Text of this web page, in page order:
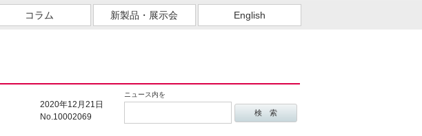
コラム 新製品・展示会 English
ニュース内を
2020年12月21日
No.10002069